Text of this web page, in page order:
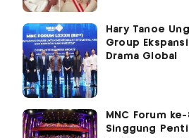
Hary Tanoe
Group
Drama Global
MNC Forum
Singgung